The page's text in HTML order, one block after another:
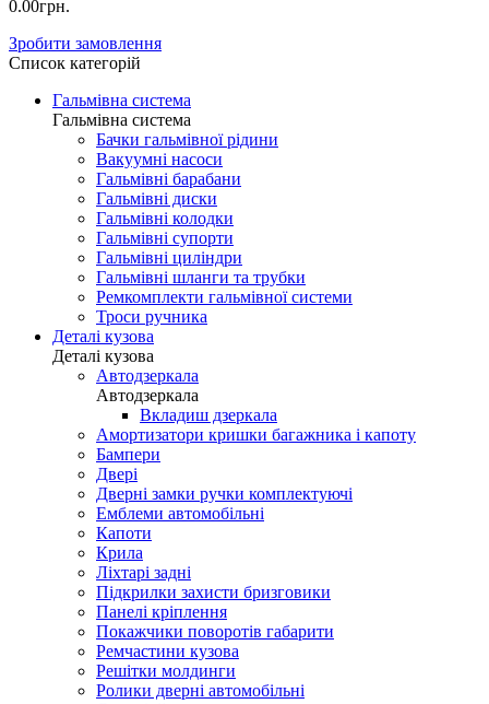
0.00грн.
Зробити замовлення
Список категорій
Гальмівна система
Гальмівна система
Бачки гальмівної рідини
Вакуумні насоси
Гальмівні барабани
Гальмівні диски
Гальмівні колодки
Гальмівні супорти
Гальмівні циліндри
Гальмівні шланги та трубки
Ремкомплекти гальмівної системи
Троси ручника
Деталі кузова
Деталі кузова
Автодзеркала
Автодзеркала
Вкладиш дзеркала
Амортизатори кришки багажника і капоту
Бампери
Двері
Дверні замки ручки комплектуючі
Емблеми автомобільні
Капоти
Крила
Ліхтарі задні
Підкрилки захисти бризговики
Панелі кріплення
Покажчики поворотів габарити
Ремчастини кузова
Решітки молдинги
Ролики дверні автомобільні